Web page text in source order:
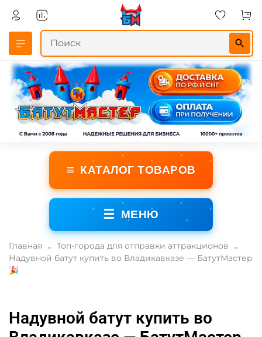
≡ КАТАЛОГ ТОВАРОВ
☰ МЕНЮ
Главная
Топ-города для отправки аттракционов
Надувной батут купить во Владикавказе — БатутМастер
🎉
Надувной батут купить во